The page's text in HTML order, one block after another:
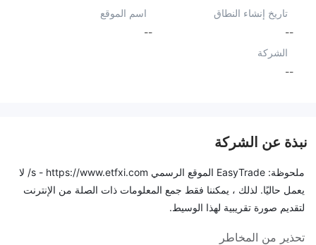
تاريخ إنشاء النطاق
--
اسم الموقع
--
الشركة
--
نبذة عن الشركة
ملحوظة: EasyTrade الموقع الرسمي s - https://www.etfxi.com/ لا
يعمل حاليًا. لذلك ، يمكننا فقط جمع المعلومات ذات الصلة من الإنترنت
لتقديم صورة تقريبية لهذا الوسيط.
تحذير من المخاطر